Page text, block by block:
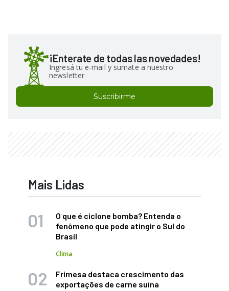
¡Enterate de todas las novedades!
Ingresá tu e-mail y sumate a nuestro
newsletter
Suscribirme
Mais Lidas
O que é ciclone bomba? Entenda o
fenômeno que pode atingir o Sul do
Brasil
Clima
Frimesa destaca crescimento das
exportações de carne suína